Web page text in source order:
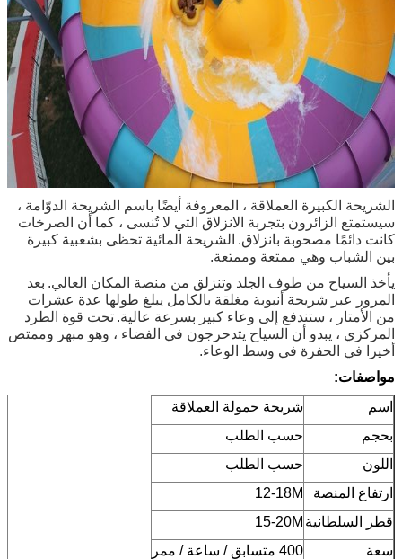
الشريحة الكبيرة العملاقة ، المعروفة أيضًا باسم الشريحة الدوّامة ،
سيستمتع الزائرون بتجربة الانزلاق التي لا تُنسى ، كما أن الصرخات
كانت دائمًا مصحوبة بانزلاق. الشريحة المائية تحظى بشعبية كبيرة
بين الشباب وهي ممتعة وممتعة.
يأخذ السياح من طوف الجلد وتنزلق من منصة المكان العالي. بعد
المرور عبر شريحة أنبوبة مغلقة بالكامل يبلغ طولها عدة عشرات
من الأمتار ، ستندفع إلى وعاء كبير بسرعة عالية. تحت قوة الطرد
المركزي ، يبدو أن السياح يتدحرجون في الفضاء ، وهو مبهر وممتص
أخيرا في الحفرة في وسط الوعاء.
مواصفات:
اسم
شريحة حمولة العملاقة
بحجم
حسب الطلب
اللون
حسب الطلب
ارتفاع المنصة
12-18M
قطر السلطانية 15-20M
سعة
400 متسابق / ساعة / ممر